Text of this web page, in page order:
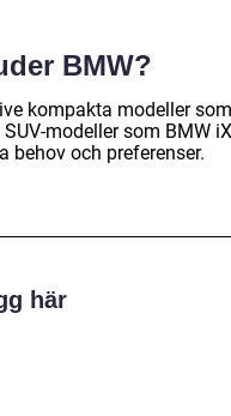
BMW?
kompakta modeller som
modeller som BMW
behov och preferenser.
här